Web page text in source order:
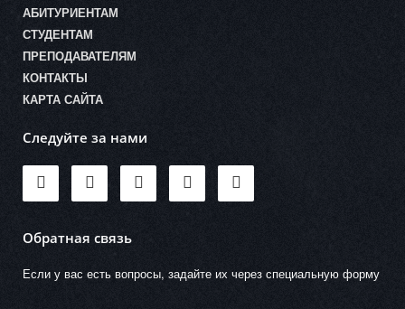
АБИТУРИЕНТАМ
СТУДЕНТАМ
ПРЕПОДАВАТЕЛЯМ
КОНТАКТЫ
КАРТА САЙТА
Следуйте за нами
Обратная связь
Если у вас есть вопросы, задайте их через специальную форму